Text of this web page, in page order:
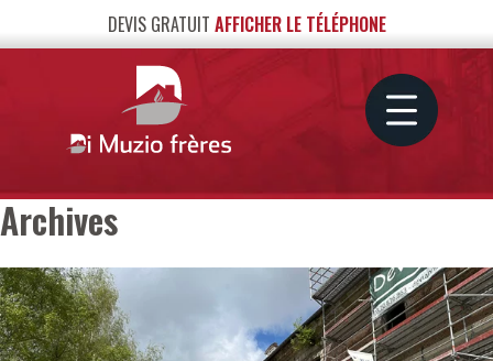
DEVIS GRATUIT AFFICHER LE TÉLÉPHONE
Archives